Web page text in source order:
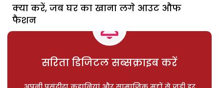
क्या करें, जब घर का खाना लगे आउट औफ
फैशन
सरिता डिजिटल सब्सक्राइब करें